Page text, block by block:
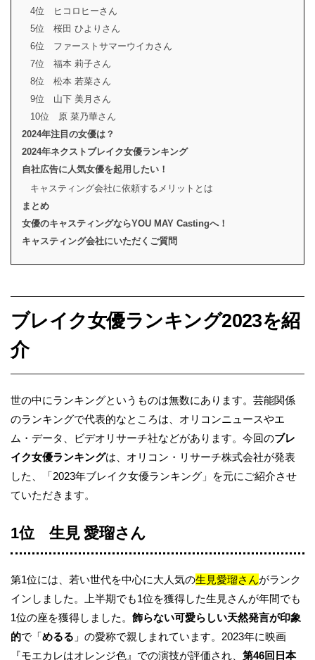
4位 ヒコロヒーさん
5位 桜田 ひよりさん
6位 ファーストサマーウイカさん
7位 福本 莉子さん
8位 松本 若菜さん
9位 山下 美月さん
10位 原 菜乃華さん
2024年注目の女優は？
2024年ネクストブレイク女優ランキング
自社広告に人気女優を起用したい！
キャスティング会社に依頼するメリットとは
まとめ
女優のキャスティングならYOU MAY Castingへ！
キャスティング会社にいただくご質問
ブレイク女優ランキング2023を紹
介
世の中にランキングというものは無数にあります。芸能関係
のランキングで代表的なところは、オリコンニュースやエ
ム・データ、ビデオリサーチ社などがあります。今回のブレ
イク女優ランキングは、オリコン・リサーチ株式会社が発表
した、「2023年ブレイク女優ランキング」を元にご紹介させ
ていただきます。
1位 生見 愛瑠さん
第1位には、若い世代を中心に大人気の生見愛瑠さんがランク
インしました。上半期でも1位を獲得した生見さんが年間でも
1位の座を獲得しました。 飾らない可愛らしい天然発言が印象
的で「めるる 」の愛称で親しまれています。2023年に映画
『モエカレはオレンジ色』での演技が評価され、 第46回日本